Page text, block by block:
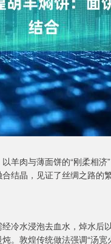
羊肉与薄面饼的“刚柔相
结晶，见证了丝绸之路的
冷水浸泡去血水，焯水后
。敦煌传统做法强调“汤宽